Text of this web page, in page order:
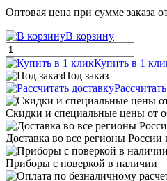
Оптовая цена при сумме заказа
В корзину
Купить в 1
Под заказ
Скидки и специальные цены от
Доставка во все регионы
Приборы с поверкой в наличии